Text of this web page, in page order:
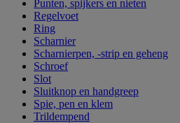
Punten, spijkers en nieten
Regelvoet
Ring
Scharnier
Scharnierpen, -strip en geheng
Schroef
Slot
Sluitknop en handgreep
Spie, pen en klem
Trildempend